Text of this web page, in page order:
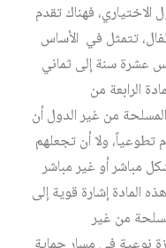
الاختياري، فهناك تقدم
تتمثل في الأساس
عشرة سنة إلى ثماني
الرابعة من
من غير الدول أن
تطوعياً، ولا أن تجعلهم
مباشر أو غير مباشر
المادة إشارة قوية إلى
من غير